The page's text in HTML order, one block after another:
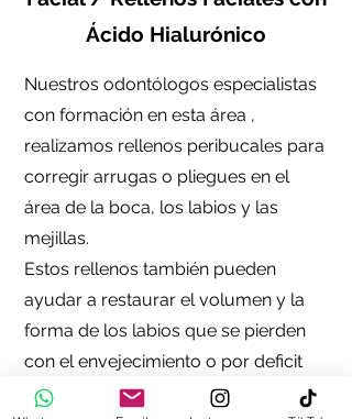
Ácido Hialurónico
Nuestros odontólogos especialistas
con formación en esta área ,
realizamos rellenos peribucales para
corregir arrugas o pliegues en el
área de la boca, los labios y las
mejillas.
Estos rellenos también pueden
ayudar a restaurar el volumen y la
forma de los labios que se pierden
con el envejecimiento o por deficit
natural de cada individuo.